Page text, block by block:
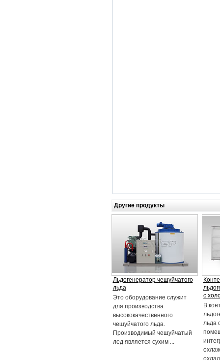
Другие продукты
Льдогенератор чешуйчатого
льда
Это оборудование служит
для производства
высококачественного
чешуйчатого льда.
Производимый чешуйчатый
лед является сухим ...
с
В
льда